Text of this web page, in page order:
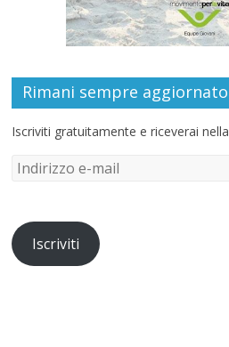
Rimani sempre aggiornato
Iscriviti gratuitamente e riceverai
Iscriviti